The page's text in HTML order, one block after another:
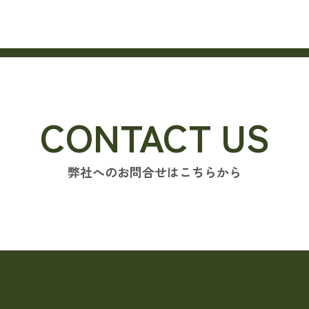
CONTACT US
弊社へのお問合せはこちらから